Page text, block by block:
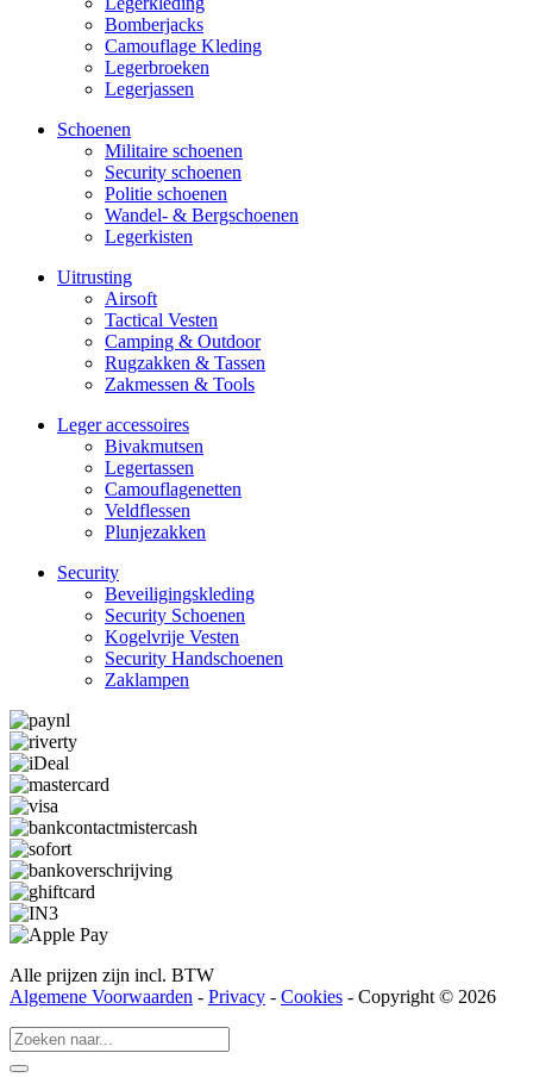
Bomberjacks
Camouflage Kleding
Legerbroeken
Legerjassen
Schoenen
Militaire schoe­nen
Security schoenen
Politie schoenen
Wandel- & Berg­­schoenen
Legerkisten
Uitrusting
Airsoft
Tactical Ves­ten
Camping & Outdoor
Rugzakken & Tassen
Zakmessen & Tools
Leger accessoires
Bivakmutsen
Legertassen
Camouflage­­netten
Veldflessen
Plunjezakken
Security
Beveiligings­­kleding
Security Schoenen
Kogelvrije Vesten
Security Hand­­schoenen
Zaklampen
Alle prijzen zijn incl. BTW
Algemene Voorwaarden - Privacy - Cookies - Copyright © 2026